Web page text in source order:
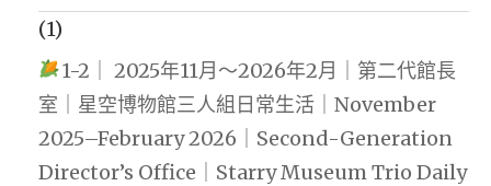
(1)
1-2｜ 2025年11月～2026年2月｜第二代館長
室｜星空博物館三人組日常生活｜November
2025–February 2026｜Second-Generation
Director’s Office｜Starry Museum Trio Daily